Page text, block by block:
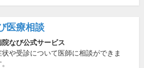
医療相談
院なび公式サービス
状や受診について医師に相談ができま